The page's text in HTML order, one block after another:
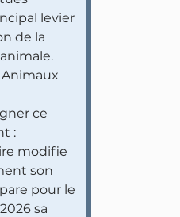
levier
de la
ce
:
modifie
son
pour le
sa